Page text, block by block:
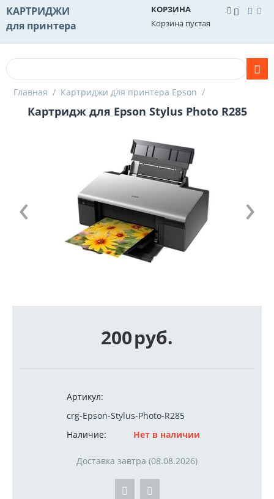
КАРТРИДЖИ
для принтера
КОРЗИНА
Корзина пустая
Главная / Картриджи для принтера Epson /
Картридж для Epson Stylus Photo R285
200руб.
Артикул:
crg-Epson-Stylus-Photo-R285
Наличие:
Нет в наличии
Доставка завтра (08.08.2026)